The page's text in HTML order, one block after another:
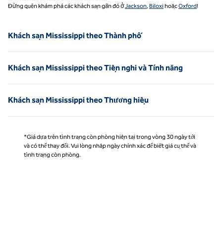
Đừng quên khám phá các khách sạn gần đó ởJackson, BiloxihoặcOxford!
Khách sạn Mississippi theo Thành phố
Khách sạn Mississippi theo Tiện nghi và Tính năng
Khách sạn Mississippi theo Thương hiệu
*Giá dựa trên tình trạng còn phòng hiện tại trong vòng 30 ngày tới
và có thể thay đổi. Vui lòng nhập ngày chính xác để biết giá cụ thể và
tình trạng còn phòng.